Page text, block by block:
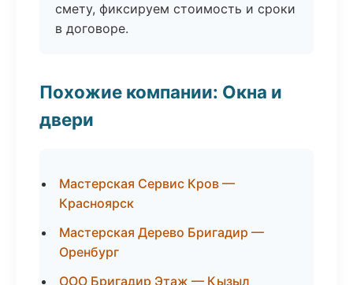
смету, фиксируем стоимость и сроки
в договоре.
Похожие компании: Окна и
двери
Мастерская Сервис Кров —
Красноярск
Мастерская Дерево Бригадир —
Оренбург
ООО Бригадир Этаж — Кызыл